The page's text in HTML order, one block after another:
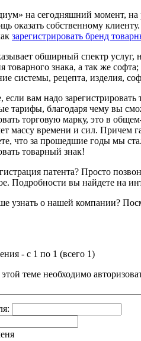
на сегодняшний момент, на
оказать собственному
зарегистрировать бренд
обширный спектр услуг,
товарного знака, а так же софта;
системы, рецепта, изделия,
если вам надо
тарифы, благодаря чему вы
торговую марку, это в
массу времени и сил. Причем
что за прошедшие годы мы
товарный знак!
патента? Просто
Подробности вы найдете на
узнать о нашей компании?
- с 1 по 1 (всего 1)
теме необходимо